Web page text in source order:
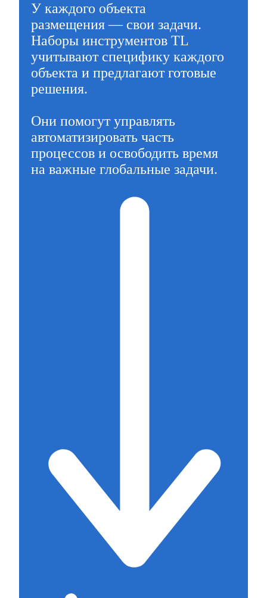
У каждого объекта
размещения — свои задачи.
Наборы инструментов TL
учитывают специфику каждого
объекта и предлагают готовые
решения.
Они помогут управлять
автоматизировать часть
процессов и освободить время
на важные глобальные задачи.